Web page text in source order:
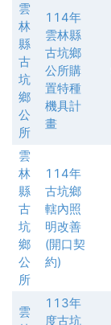
雲
林
縣
古
坑
鄉
公
所
114年
雲林縣
古坑鄉
公所購
置特種
機具計
畫
雲
林
縣
古
坑
鄉
公
所
114年
古坑鄉
轄內照
明改善
(開口契
約)
雲
113年
度古坑